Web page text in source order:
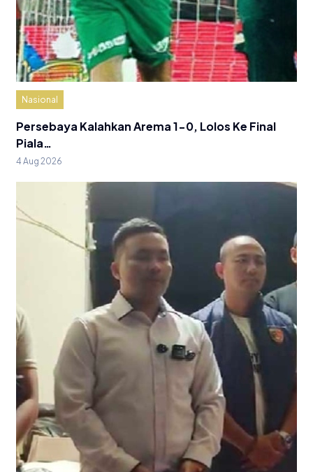
Nasional
Persebaya Kalahkan Arema 1-0, Lolos Ke Final
Piala…
4 Aug 2026